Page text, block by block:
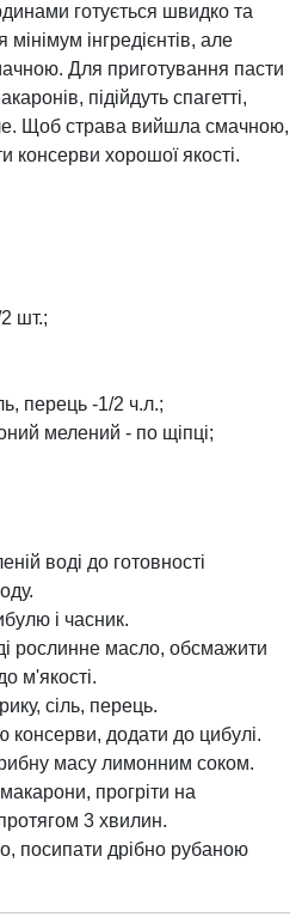
готується швидко та
інгредієнтів, але
Для приготування пасти
підійдуть спагетті,
Щоб страва вийшла смачною,
консерви хорошої якості.
шт.;
перець -1/2 ч.л.;
мелений - по щіпці;
воді до готовності
і часник.
рослинне масло, обсмажити
м'якості.
сіль, перець.
консерви, додати до цибулі.
масу лимонним соком.
прогріти на
3 хвилин.
посипати дрібно рубаною